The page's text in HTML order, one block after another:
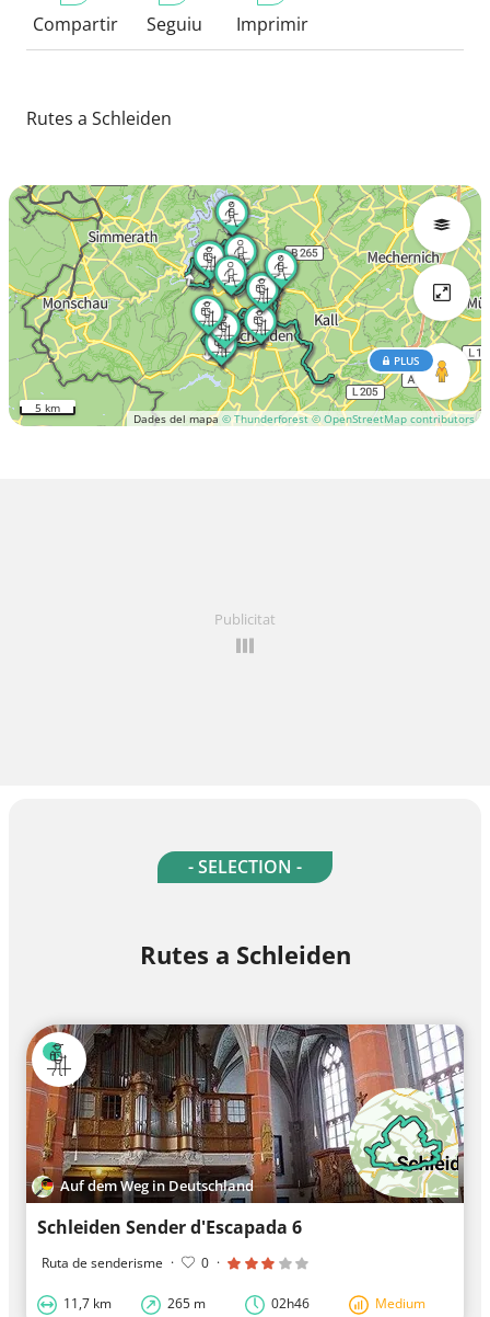
Compartir Seguiu Imprimir
Rutes a Schleiden
Dades del mapa© Thunderforest © OpenStreetMap contributors
PLUS
5 km
Publicitat
- SELECTION -
Rutes a Schleiden
Auf dem Weg in Deutschland
Schleiden Sender d'Escapada 6
Ruta de senderisme · 0 ·
11,7 km 265 m 02h46 Medium